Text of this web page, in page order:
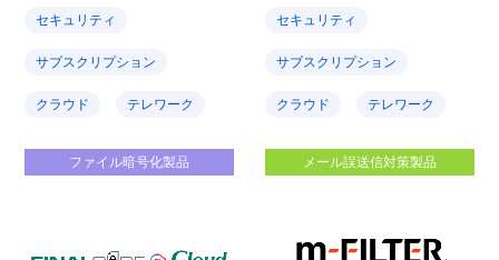
セキュリティ
サブスクリプション
クラウド テレワーク
セキュリティ
サブスクリプション
クラウド テレワーク
ファイル暗号化製品 メール誤送信対策製品